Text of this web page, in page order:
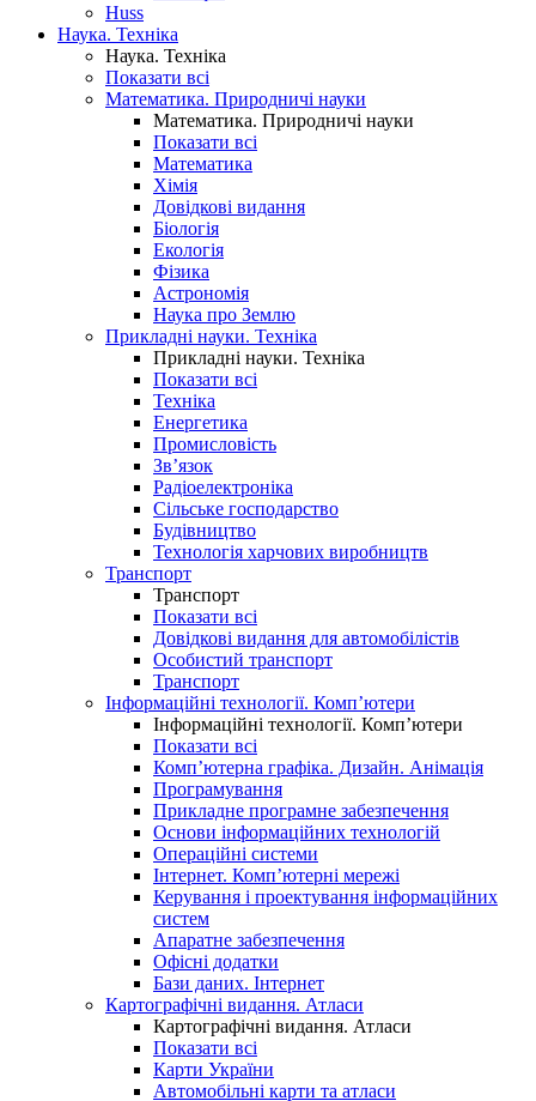
Huss
Наука. Техніка
Наука. Техніка
Показати всі
Математика. Природничі науки
Математика. Природничі науки
Показати всі
Математика
Хімія
Довідкові видання
Біологія
Екологія
Фізика
Астрономія
Наука про Землю
Прикладні науки. Техніка
Прикладні науки. Техніка
Показати всі
Техніка
Енергетика
Промисловість
Зв’язок
Радіоелектроніка
Сільське господарство
Будівництво
Технологія харчових виробництв
Транспорт
Транспорт
Показати всі
Довідкові видання для автомобілістів
Особистий транспорт
Транспорт
Інформаційні технології. Комп’ютери
Інформаційні технології. Комп’ютери
Показати всі
Комп’ютерна графіка. Дизайн. Анімація
Програмування
Прикладне програмне забезпечення
Основи інформаційних технологій
Операційні системи
Інтернет. Комп’ютерні мережі
Керування і проектування інформаційних
систем
Апаратне забезпечення
Офісні додатки
Бази даних. Інтернет
Картографічні видання. Атласи
Картографічні видання. Атласи
Показати всі
Карти України
Автомобільні карти та атласи